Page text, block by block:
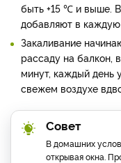
быть +15 ℃ и выше.
добавляют в каждую
Закаливание
рассаду на балкон,
минут, каждый день
свежем воздухе
Совет
В домашних
открывая окна.